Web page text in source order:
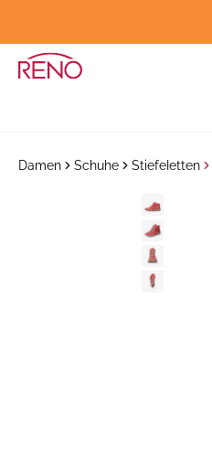
Damen Schuhe Stiefeletten